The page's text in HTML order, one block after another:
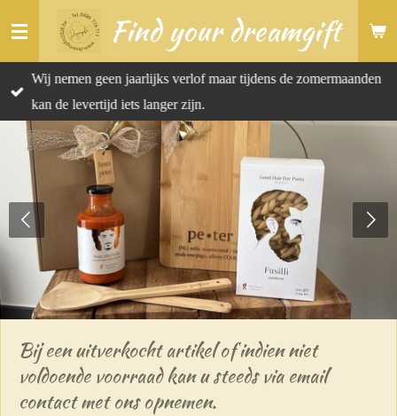
Ga
naar
de
hoofdinhoud
Find your dreamgift
Wij nemen geen jaarlijks verlof maar tijdens de zomermaanden
kan de levertijd iets langer zijn.
Bij een uitverkocht artikel of indien niet
voldoende voorraad kan u steeds via email
contact met ons opnemen.